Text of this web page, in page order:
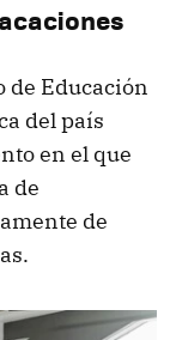
de Educación
del país
en el que
de
de